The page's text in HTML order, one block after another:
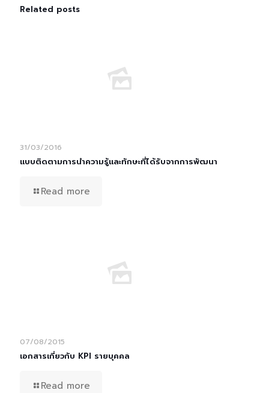
Related posts
31/03/2016
แบบติดตามการนำความรู้และทักษะที่ได้รับจากการพัฒนา
Read more
07/08/2015
เอกสารเกี่ยวกับ KPI รายบุคคล
Read more